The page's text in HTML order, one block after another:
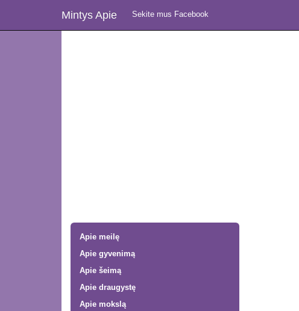
Mintys Apie Sekite mus Facebook
Apie meilę
Apie gyvenimą
Apie šeimą
Apie draugystę
Apie mokslą